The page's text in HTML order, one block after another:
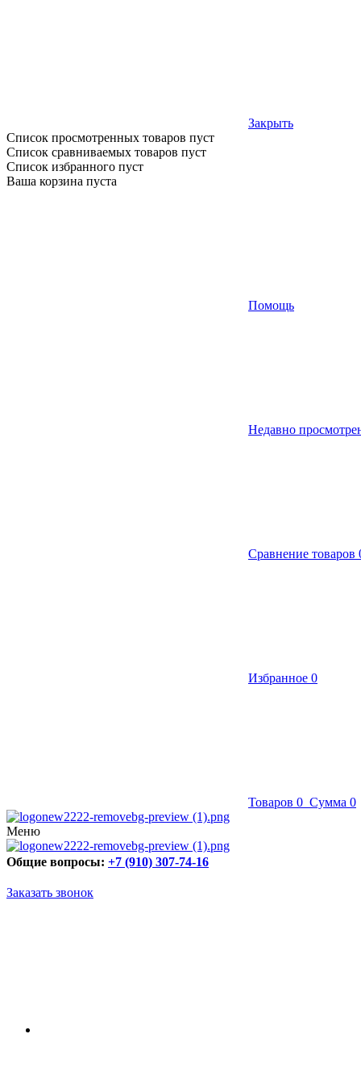
Закрыть
Список просмотренных товаров пуст
Список сравниваемых товаров пуст
Список избранного пуст
Ваша корзина пуста
Помощь
Недавно
Сравнение товаров
Избранное 0
Товаров 0 Сумма 0
Меню
Общие вопросы: +7 (910) 307-74-16
Заказать звонок